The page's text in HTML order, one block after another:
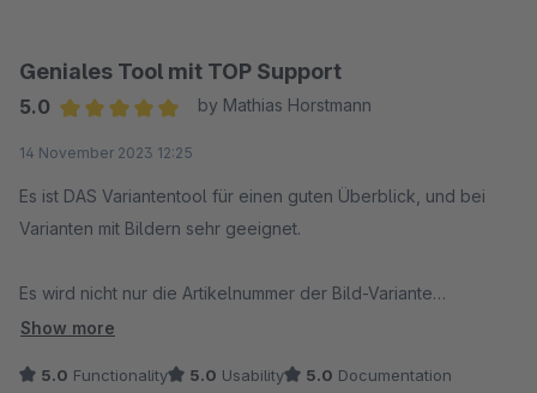
Geniales Tool mit TOP Support
5.0
by Mathias Horstmann
14 November 2023 12:25
Es ist DAS Variantentool für einen guten Überblick, und bei
Varianten mit Bildern sehr geeignet.
Es wird nicht nur die Artikelnummer der Bild-Variante
dynamisch angezeigt, sondern außerdem noch ein seitliches
Show more
5.0 Functionality 5.0 Usability 5.0 Documentation